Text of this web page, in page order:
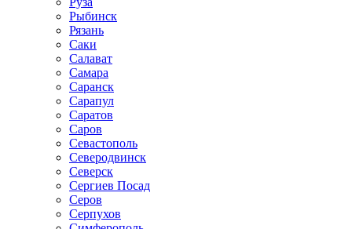
Рыбинск
Рязань
Саки
Салават
Самара
Саранск
Сарапул
Саратов
Саров
Севастополь
Северодвинск
Северск
Сергиев Посад
Серов
Серпухов